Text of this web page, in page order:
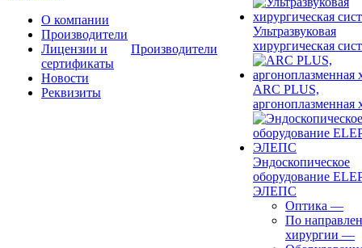
О компании
Производители
Лицензии и
сертификаты
Новости
Реквизиты
Производители
Ультразвуковая
хирургическая
ARC PLUS,
аргоноплазменная
Эндоскопическое
оборудование
ЭЛЕПС
Оптика —
По
хирургии —